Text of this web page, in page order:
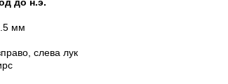
мм
слева лук